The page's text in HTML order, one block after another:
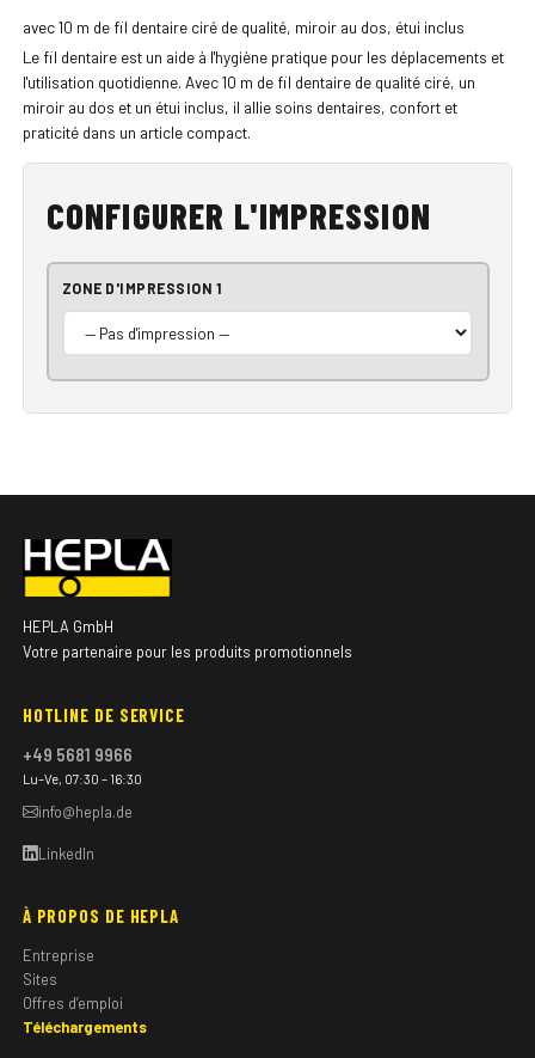
avec 10 m de fil dentaire ciré de qualité, miroir au dos, étui inclus
Le fil dentaire est un aide à l'hygiène pratique pour les déplacements et
l'utilisation quotidienne. Avec 10 m de fil dentaire de qualité ciré, un
miroir au dos et un étui inclus, il allie soins dentaires, confort et
praticité dans un article compact.
CONFIGURER L'IMPRESSION
ZONE D'IMPRESSION 1
HEPLA GmbH
Votre partenaire pour les produits promotionnels
HOTLINE DE SERVICE
+49 5681 9966
Lu–Ve, 07:30 – 16:30
info@hepla.de
LinkedIn
À PROPOS DE HEPLA
Entreprise
Sites
Offres d’emploi
Téléchargements